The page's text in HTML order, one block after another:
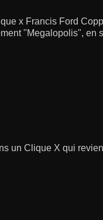
x Francis Ford
"Megalopolis", en
un Clique X qui